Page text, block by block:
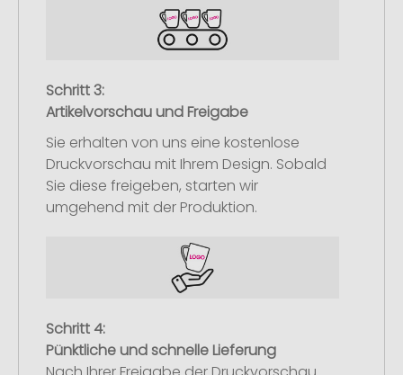
Schritt 3:
Artikelvorschau und Freigabe
Sie erhalten von uns eine kostenlose
Druckvorschau mit Ihrem Design. Sobald
Sie diese freigeben, starten wir
umgehend mit der Produktion.
Schritt 4:
Pünktliche und schnelle Lieferung